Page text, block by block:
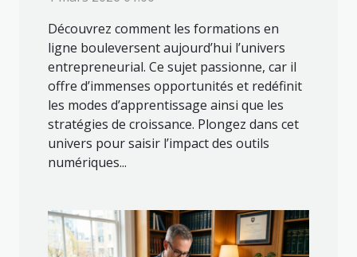
Découvrez comment les formations en
ligne bouleversent aujourd’hui l’univers
entrepreneurial. Ce sujet passionne, car il
offre d’immenses opportunités et redéfinit
les modes d’apprentissage ainsi que les
stratégies de croissance. Plongez dans cet
univers pour saisir l’impact des outils
numériques...